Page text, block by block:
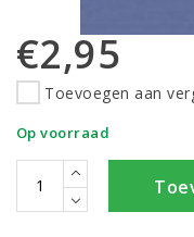
€2,95
Toevoegen aan
Op voorraad